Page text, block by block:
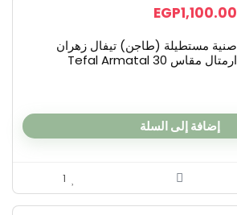
EGP1,100.00
صنية مستطيلة (طاجن) تيفال زهران
ارمتال مقاس 30 Tefal Armatal
إضافة إلى السلة
1